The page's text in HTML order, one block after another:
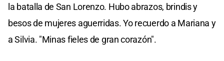
la batalla de San Lorenzo. Hubo abrazos, brindis y
besos de mujeres aguerridas. Yo recuerdo a Mariana y
a Silvia. "Minas fieles de gran corazón".